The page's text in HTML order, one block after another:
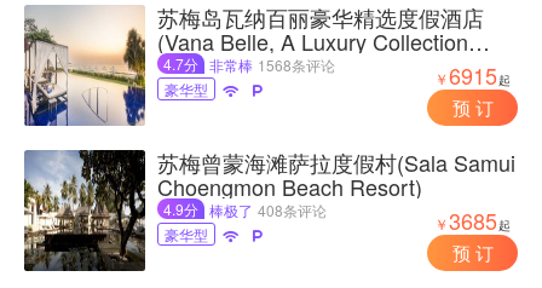
苏梅岛瓦纳百丽豪华精选度假酒店
(Vana Belle, A Luxury Collection
Resort, Koh Samui)
4.7分 非常棒 1568条评论
豪华型
 
￥6915起
预 订
苏梅曾蒙海滩萨拉度假村(Sala Samui
Choengmon Beach Resort)
4.9分 棒极了 408条评论
豪华型
 
￥3685起
预 订